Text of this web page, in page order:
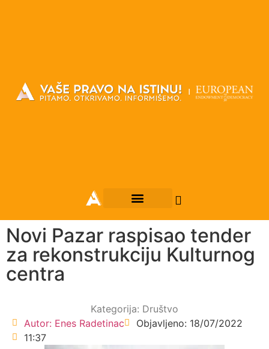
Novi Pazar raspisao tender
za rekonstrukciju Kulturnog
centra
Kategorija: Društvo
Autor: Enes Radetinac Objavljeno: 18/07/2022
11:37